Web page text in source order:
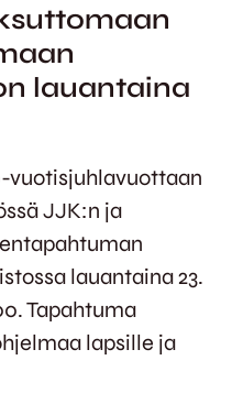
lauantaina
vuotisjuhlavuottaan
JJK:n ja
lauantaina 23.
Tapahtuma
lapsille ja